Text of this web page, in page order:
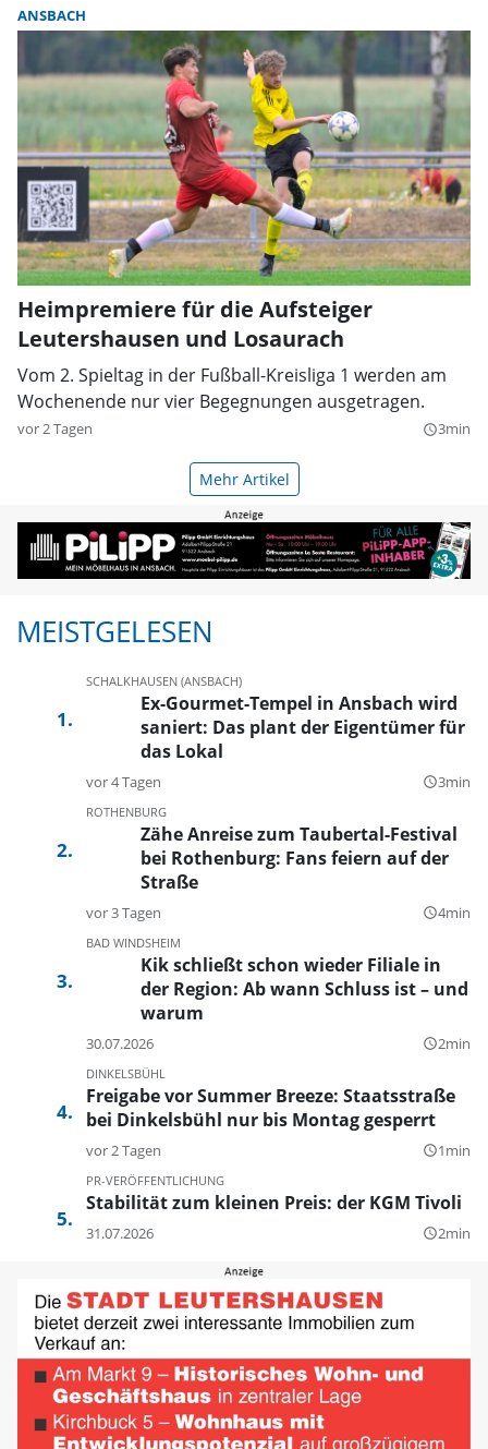
ANSBACH
Heimpremiere für die Aufsteiger
Leutershausen und Losaurach
Vom 2. Spieltag in der Fußball-Kreisliga 1 werden am
Wochenende nur vier Begegnungen ausgetragen.
vor 2 Tagen query_builder3min
Mehr Artikel
MEISTGELESEN
SCHALKHAUSEN (ANSBACH)
Ex-Gourmet-Tempel in Ansbach wird
saniert: Das plant der Eigentümer für
das Lokal
vor 4 Tagen query_builder3min
ROTHENBURG
Zähe Anreise zum Taubertal-Festival
bei Rothenburg: Fans feiern auf der
Straße
vor 3 Tagen query_builder4min
BAD WINDSHEIM
Kik schließt schon wieder Filiale in
der Region: Ab wann Schluss ist – und
warum
30.07.2026 query_builder2min
DINKELSBÜHL
Freigabe vor Summer Breeze: Staatsstraße
bei Dinkelsbühl nur bis Montag gesperrt
vor 2 Tagen query_builder1min
PR-VERÖFFENTLICHUNG
Stabilität zum kleinen Preis: der KGM Tivoli
31.07.2026 query_builder2min